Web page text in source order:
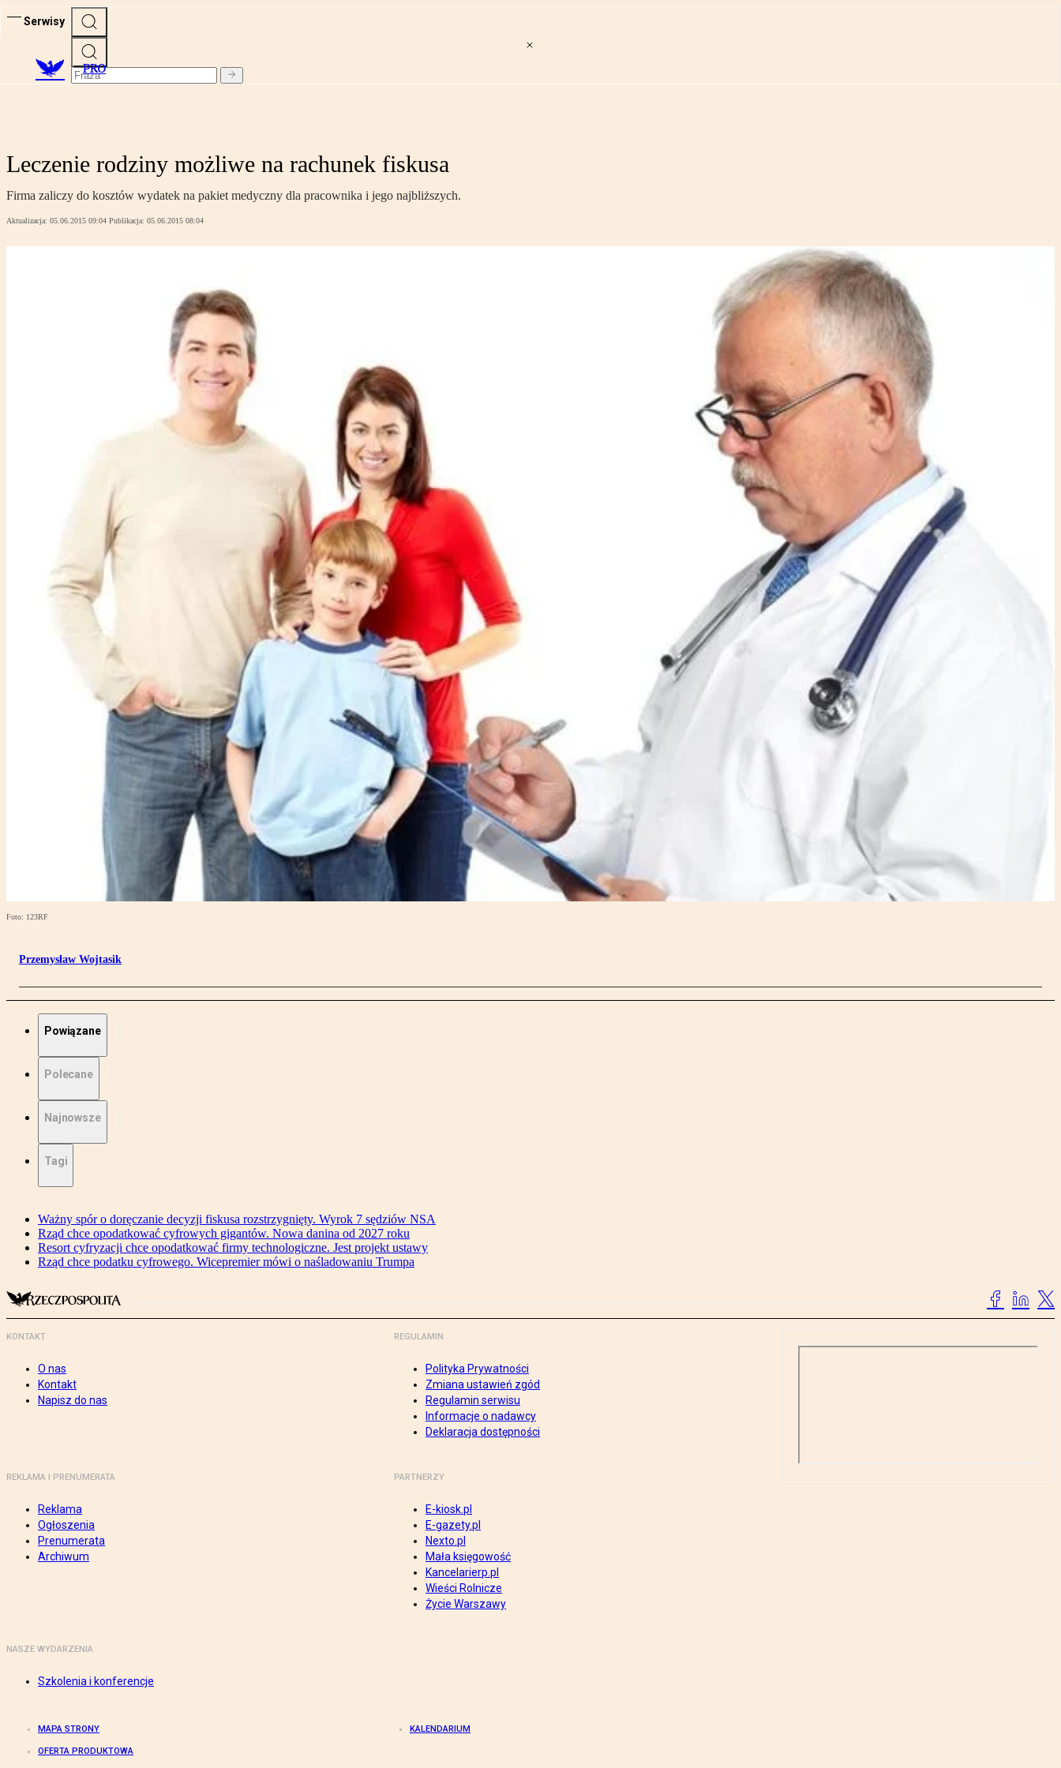
Serwisy
PRO
Leczenie rodziny możliwe na rachunek fiskusa
Firma zaliczy do kosztów wydatek na pakiet medyczny dla pracownika i jego najbliższych.
Aktualizacja: 05.06.2015 09:04 Publikacja: 05.06.2015 08:04
Foto: 123RF
Przemysław Wojtasik
Powiązane
Polecane
Najnowsze
Tagi
Ważny spór o doręczanie decyzji fiskusa rozstrzygnięty. Wyrok 7 sędziów NSA
Rząd chce opodatkować cyfrowych gigantów. Nowa danina od 2027 roku
Resort cyfryzacji chce opodatkować firmy technologiczne. Jest projekt ustawy
Rząd chce podatku cyfrowego. Wicepremier mówi o naśladowaniu Trumpa
KONTAKT
O nas
Kontakt
Napisz do nas
REGULAMIN
Polityka Prywatności
Zmiana ustawień zgód
Regulamin serwisu
Informacje o nadawcy
Deklaracja dostępności
REKLAMA I PRENUMERATA
Reklama
Ogłoszenia
Prenumerata
Archiwum
PARTNERZY
E-kiosk.pl
E-gazety.pl
Nexto.pl
Mała księgowość
Kancelarierp.pl
Wieści Rolnicze
Życie Warszawy
NASZE WYDARZENIA
Szkolenia i konferencje
MAPA STRONY KALENDARIUM
OFERTA PRODUKTOWA